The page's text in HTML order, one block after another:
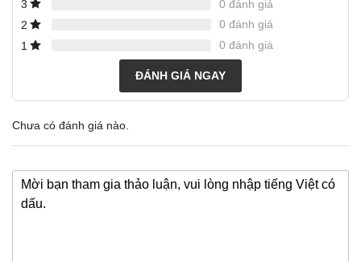
3
0 đánh giá
2
0 đánh giá
1
0 đánh giá
ĐÁNH GIÁ NGAY
Chưa có đánh giá nào.